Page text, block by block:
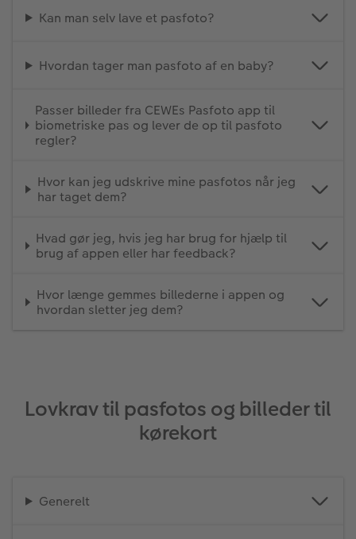
Kan man selv lave et pasfoto?
Hvordan tager man pasfoto af en baby?
Passer billeder fra CEWEs Pasfoto app til
biometriske pas og lever de op til pasfoto
regler?
Hvor kan jeg udskrive mine pasfotos når jeg
har taget dem?
Hvad gør jeg, hvis jeg har brug for hjælp til
brug af appen eller har feedback?
Hvor længe gemmes billederne i appen og
hvordan sletter jeg dem?
Lovkrav til pasfotos og billeder til
kørekort
Generelt